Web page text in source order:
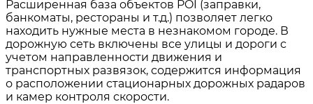
Расширенная база объектов POI (заправки,
банкоматы, рестораны и т.д.) позволяет легко
находить нужные места в незнакомом городе. В
дорожную сеть включены все улицы и дороги с
учетом направленности движения и
транспортных развязок, содержится информация
о расположении стационарных дорожных радаров
и камер контроля скорости.